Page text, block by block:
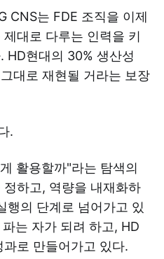
CNS는 FDE 조직을 이제
대로 다루는 인력을 키
HD현대의 30% 생산성
대로 재현될 거라는 보장
.
활용할까"라는 탐색의
하고, 역량을 내재화하
행의 단계로 넘어가고 있
는 자가 되려 하고, HD
로 만들어가고 있다.